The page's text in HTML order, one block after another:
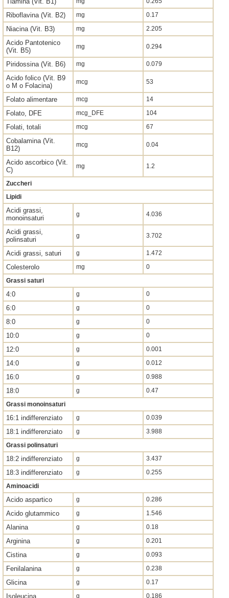
Riboflavina (Vit. B2) mg 0.17
Niacina (Vit. B3) mg 2.205
Acido Pantotenico
(Vit. B5)
mg 0.294
Piridossina (Vit. B6) mg 0.079
Acido folico (Vit. B9
o M o Folacina)
mcg 53
Folato alimentare mcg 14
Folato, DFE mcg_DFE 104
Folati, totali mcg 67
Cobalamina (Vit.
B12)
mcg 0.04
Acido ascorbico (Vit.
C)
mg 1.2
Zuccheri
Lipidi
Acidi grassi,
monoinsaturi
g 4.036
Acidi grassi,
polinsaturi
g 3.702
Acidi grassi, saturi g 1.472
Colesterolo mg
0
Grassi saturi
4:0 g 0
6:0 g 0
8:0 g 0
10:0 g 0
12:0 g 0.001
14:0 g 0.012
16:0 g 0.988
18:0 g
0.47
Grassi monoinsaturi
16:1 indifferenziato g 0.039
18:1 indifferenziato g
3.988
Grassi polinsaturi
18:2 indifferenziato g 3.437
18:3 indifferenziato g
0.255
Aminoacidi
Acido aspartico g 0.286
Acido glutammico g 1.546
Alanina g 0.18
Arginina g 0.201
Cistina g 0.093
Fenilalanina g 0.238
Glicina g 0.17
Isoleucina g 0.186